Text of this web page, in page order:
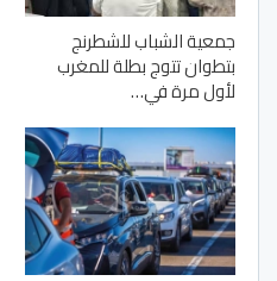
جمعية الشباب للشطرنج
بتطوان تتوج بطلة للمغرب
لأول مرة في…